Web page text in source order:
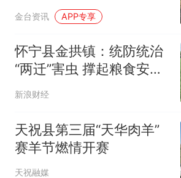
伞”
金台资讯 APP专享
怀宁县金拱镇：统防统治
“两迁”害虫 撑起粮食安全
“保护伞”
新浪财经
天祝县第三届“天华肉羊”
赛羊节燃情开赛
天祝融媒